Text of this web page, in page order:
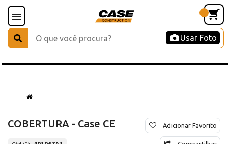
Usar Foto
COBERTURA - Case CE Adicionar Favorito